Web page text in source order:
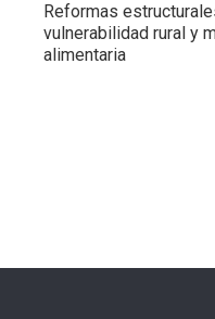
Reformas
vulnerabilidad rural y
alimentaria